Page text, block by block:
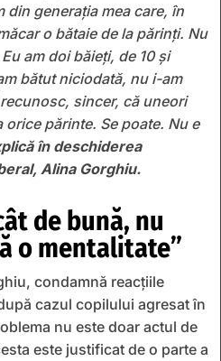
din generația mea care, în
o bătaie de la părinți. Nu
am doi băieți, de 10 și
bătut niciodată, nu i-am
sincer, că uneori
părinte. Se poate. Nu e
în deschiderea
Alina Gorghiu.
de bună, nu
o mentalitate”
condamnă reacțiile
cazul copilului agresat în
nu este doar actul de
este justificat de o parte a